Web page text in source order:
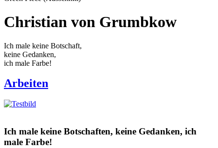
Christian von Grumbkow
Ich male keine Botschaft,
keine Gedanken,
ich male Farbe!
Arbeiten
Ich male keine Botschaften, keine Gedanken, ich
male Farbe!